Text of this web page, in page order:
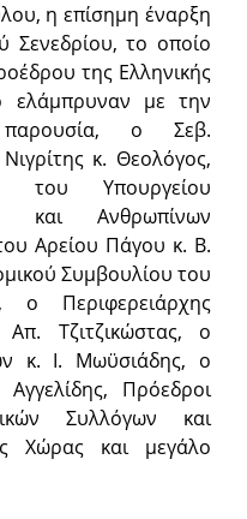
η επίσημη έναρξη
Σενεδρίου, το οποίο
της Ελληνικής
ελάμπρυναν με την
ο Σεβ.
κ. Θεολόγος,
του Υπουργείου
και Ανθρωπίνων
Αρείου Πάγου κ. Β.
Συμβουλίου του
Περιφερειάρχης
Τζιτζικώστας, ο
κ. Ι. Μωϋσιάδης, ο
Πρόεδροι
Συλλόγων και
Χώρας και μεγάλο